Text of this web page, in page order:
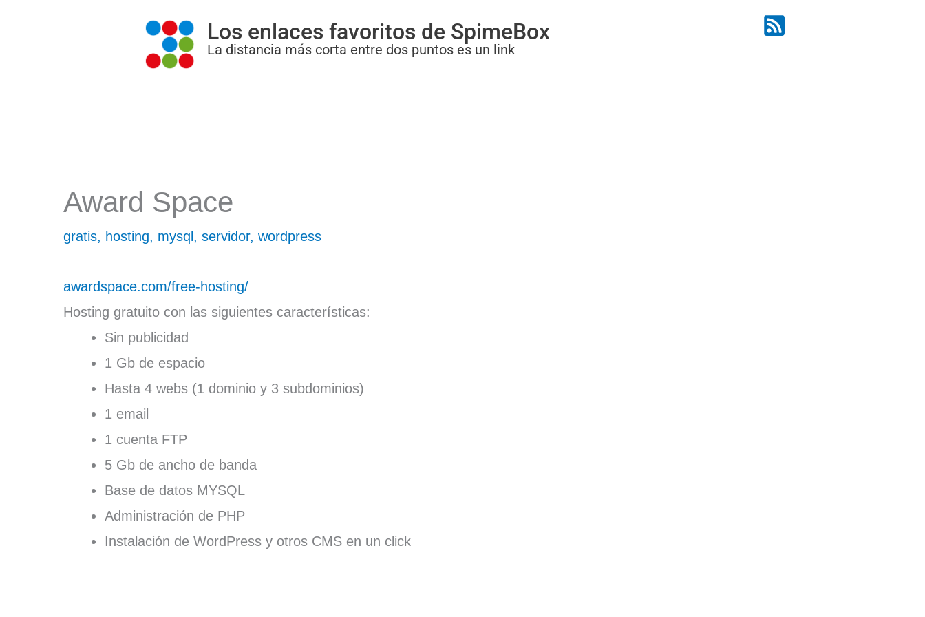
Los enlaces favoritos de SpimeBox
La distancia más corta entre dos puntos es un link
Award Space
gratis, hosting, mysql , servidor, wordpress
awardspace.com/free-hosting/
Hosting gratuito con las siguientes características:
Sin publicidad
1 Gb de espacio
Hasta 4 webs (1 dominio y 3 subdominios)
1 email
1 cuenta FTP
5 Gb de ancho de banda
Base de datos MYSQL
Administración de PHP
Instalación de WordPress y otros CMS en un click